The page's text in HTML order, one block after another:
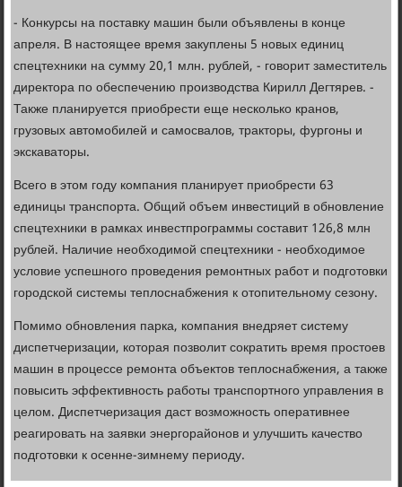
- Конкурсы на поставку машин были объявлены в конце
апреля. В настоящее время закуплены 5 новых единиц
спецтехники на сумму 20,1 млн. рублей, - говорит заместитель
директора по обеспечению производства Кирилл Дегтярев. -
Также планируется приобрести еще несколько кранов,
грузовых автомобилей и самосвалов, тракторы, фургоны и
экскаваторы.
Всего в этом году компания планирует приобрести 63
единицы транспорта. Общий объем инвестиций в обновление
спецтехники в рамках инвестпрограммы составит 126,8 млн
рублей. Наличие необходимой спецтехники - необходимое
условие успешного проведения ремонтных работ и подготовки
городской системы теплоснабжения к отопительному сезону.
Помимо обновления парка, компания внедряет систему
диспетчеризации, которая позволит сократить время простоев
машин в процессе ремонта объектов теплоснабжения, а также
повысить эффективность работы транспортного управления в
целом. Диспетчеризация даст возможность оперативнее
реагировать на заявки энергорайонов и улучшить качество
подготовки к осенне-зимнему периоду.